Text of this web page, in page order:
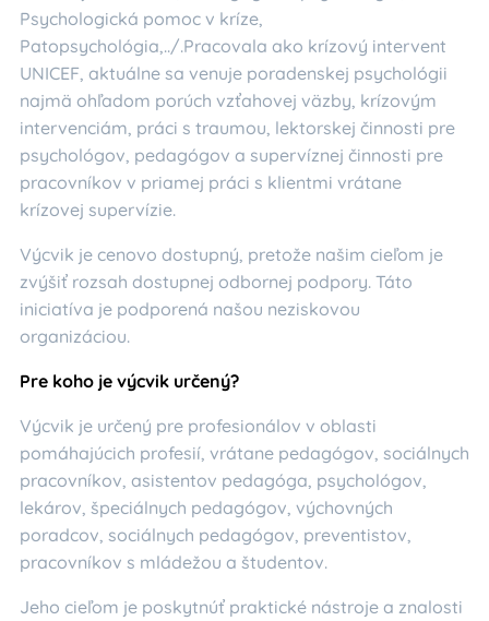
Psychologická pomoc v kríze,
Patopsychológia,../.Pracovala ako krízový intervent
UNICEF, aktuálne sa venuje poradenskej psychológii
najmä ohľadom porúch vzťahovej väzby, krízovým
intervenciám, práci s traumou, lektorskej činnosti pre
psychológov, pedagógov a supervíznej činnosti pre
pracovníkov v priamej práci s klientmi vrátane
krízovej supervízie.
Výcvik je cenovo dostupný, pretože našim cieľom je
zvýšiť rozsah dostupnej odbornej podpory. Táto
iniciatíva je podporená našou neziskovou
organizáciou.
Pre koho je výcvik určený?
Výcvik je určený pre profesionálov v oblasti
pomáhajúcich profesií, vrátane pedagógov, sociálnych
pracovníkov, asistentov pedagóga, psychológov,
lekárov, špeciálnych pedagógov, výchovných
poradcov, sociálnych pedagógov, preventistov,
pracovníkov s mládežou a študentov.
Jeho cieľom je poskytnúť praktické nástroje a znalosti